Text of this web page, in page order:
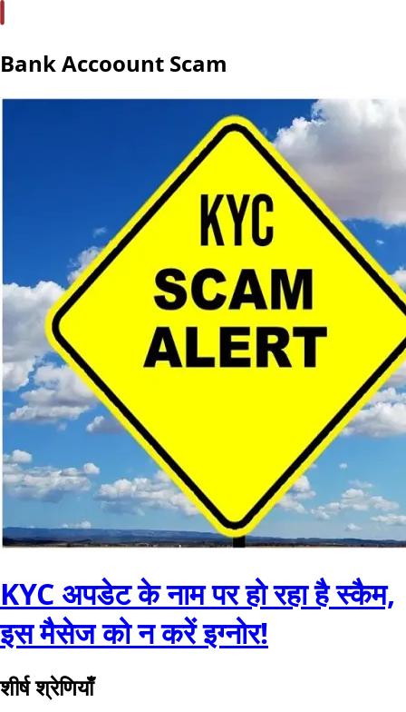
Bank Accoount Scam
KYC अपडेट के नाम पर हो रहा है स्कैम,
इस मैसेज को न करें इग्नोर!
शीर्ष श्रेणियाँ